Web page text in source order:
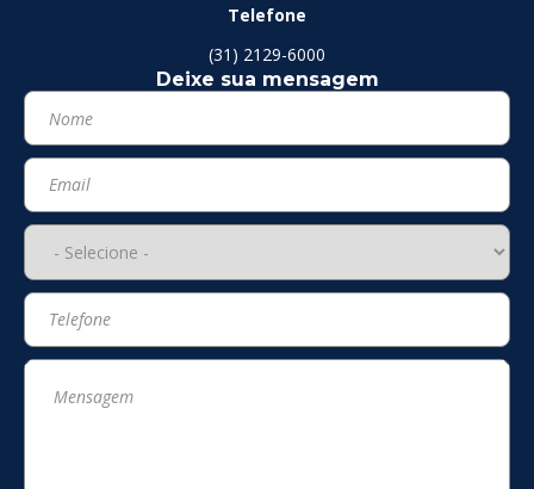
Telefone
(31) 2129-6000
Deixe sua mensagem